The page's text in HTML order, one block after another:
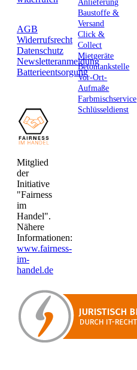
AGB
Widerrufsrecht
Datenschutz
Newsletteranmeldung
Batterieentsorgung
Mitglied
der
Initiative
"Fairness
im
Handel".
Nähere
Informationen:
www.fairness-
im-
handel.de
Anlieferung
Baustoffe &
Versand
Click &
Collect
Mietgeräte
Betontankstelle
Vor-Ort-
Aufmaße
Farbmischservice
Schlüsseldienst